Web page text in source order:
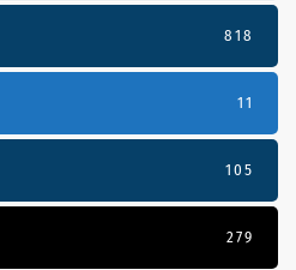
818
11
105
279